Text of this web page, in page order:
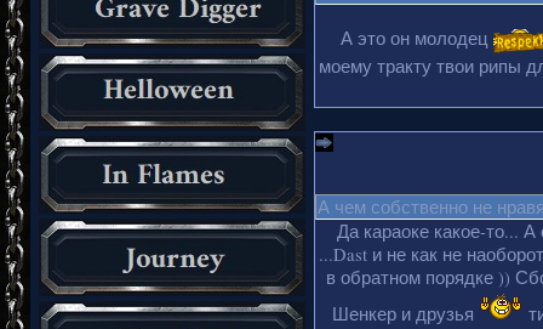
А это он молодец
моему тракту твои рипы
А чем собственно не
Да караоке какое-то...
...Dast и не как не
в обратном порядке ))
Шенкер и друзья